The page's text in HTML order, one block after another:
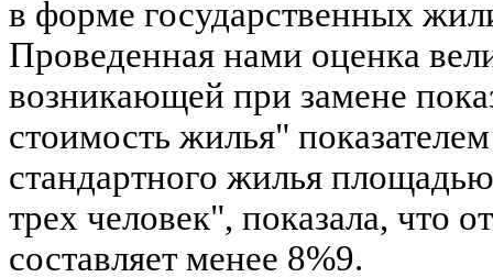
в форме государственных
Проведенная нами оценка
возникающей при замене
стоимость жилья"
стандартного жилья
трех человек", показала, что
составляет менее 8%9.